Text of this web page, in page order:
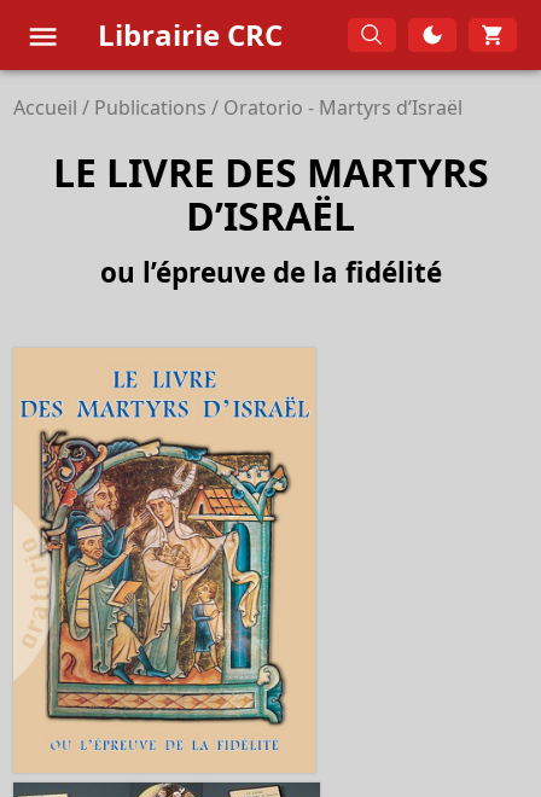
Librairie CRC
Accueil / Publications / Oratorio - Martyrs d’Israël
LE LIVRE DES MARTYRS
D’ISRAËL
ou l’épreuve de la fidélité